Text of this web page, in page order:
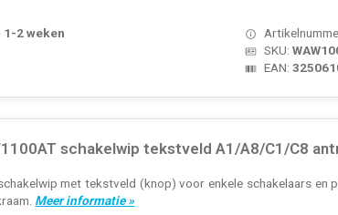
SKU:
EAN:
2 weken
schakelwip tekstveld A1/A8/C1/C8
met tekstveld (knop) voor enkele schakelaars en
Meer informatie »